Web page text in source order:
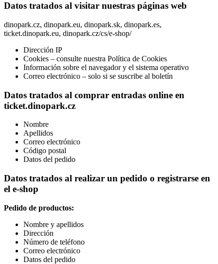
Datos tratados al visitar nuestras páginas web
dinopark.cz, dinopark.eu, dinopark.sk, dinopark.es,
ticket.dinopark.eu, dinopark.cz/cs/e-shop/
Dirección IP
Cookies – consulte nuestra Política de Cookies
Información sobre el navegador y el sistema operativo
Correo electrónico – solo si se suscribe al boletín
Datos tratados al comprar entradas online en
ticket.dinopark.cz
Nombre
Apellidos
Correo electrónico
Código postal
Datos del pedido
Datos tratados al realizar un pedido o registrarse en
el e‑shop
Pedido de productos:
Nombre y apellidos
Dirección
Número de teléfono
Correo electrónico
Datos del pedido